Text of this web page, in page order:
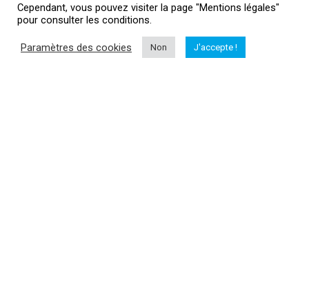
Informations
Cependant, vous pouvez visiter la page "Mentions légales"
pour consulter les conditions.
Paramètres des cookies Non J'accepte !